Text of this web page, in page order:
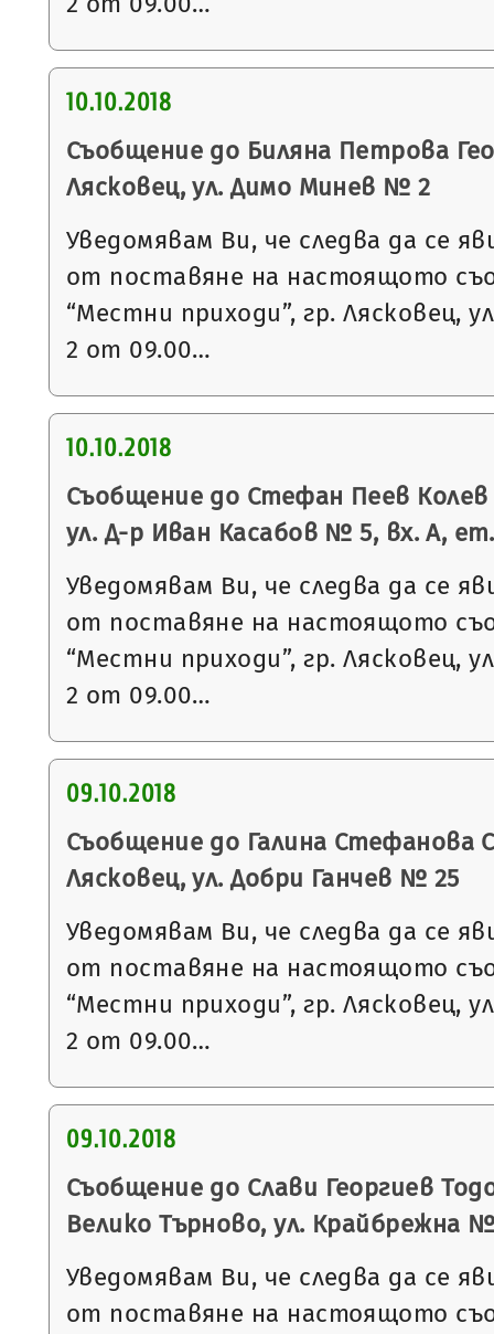
10.10.2018
Съобщение до Биляна Петрова
Лясковец, ул. Димо Минев № 2
Уведомявам Ви, че следва да се
от поставяне на настоящото
“Местни приходи”, гр. Лясковец,
2 от 09.00…
10.10.2018
Съобщение до Стефан Пеев Колев
ул. Д-р Иван Касабов № 5, вх. А,
Уведомявам Ви, че следва да се
от поставяне на настоящото
“Местни приходи”, гр. Лясковец,
2 от 09.00…
09.10.2018
Съобщение до Галина Стефанова
Лясковец, ул. Добри Ганчев № 25
Уведомявам Ви, че следва да се
от поставяне на настоящото
“Местни приходи”, гр. Лясковец,
2 от 09.00…
09.10.2018
Съобщение до Слави Георгиев
Велико Търново, ул. Крайбрежна
Уведомявам Ви, че следва да се
от поставяне на настоящото